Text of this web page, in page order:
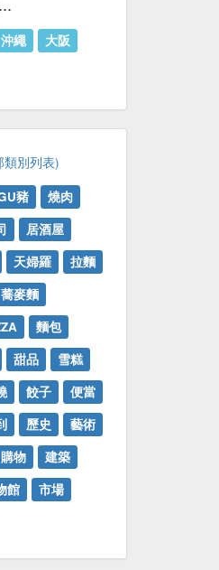
沖繩
大阪
類別列表)
豬
燒肉
居酒屋
天婦羅
拉麵
蕎麥麵
麵包
甜品
雪糕
餃子
便當
歷史
藝術
購物
建築
館
市場